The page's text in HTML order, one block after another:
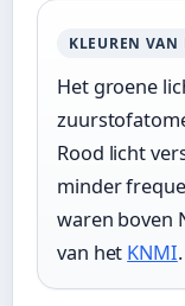
KLEUREN
Het groene
Rood licht
minder
waren boven
van het KNMI.